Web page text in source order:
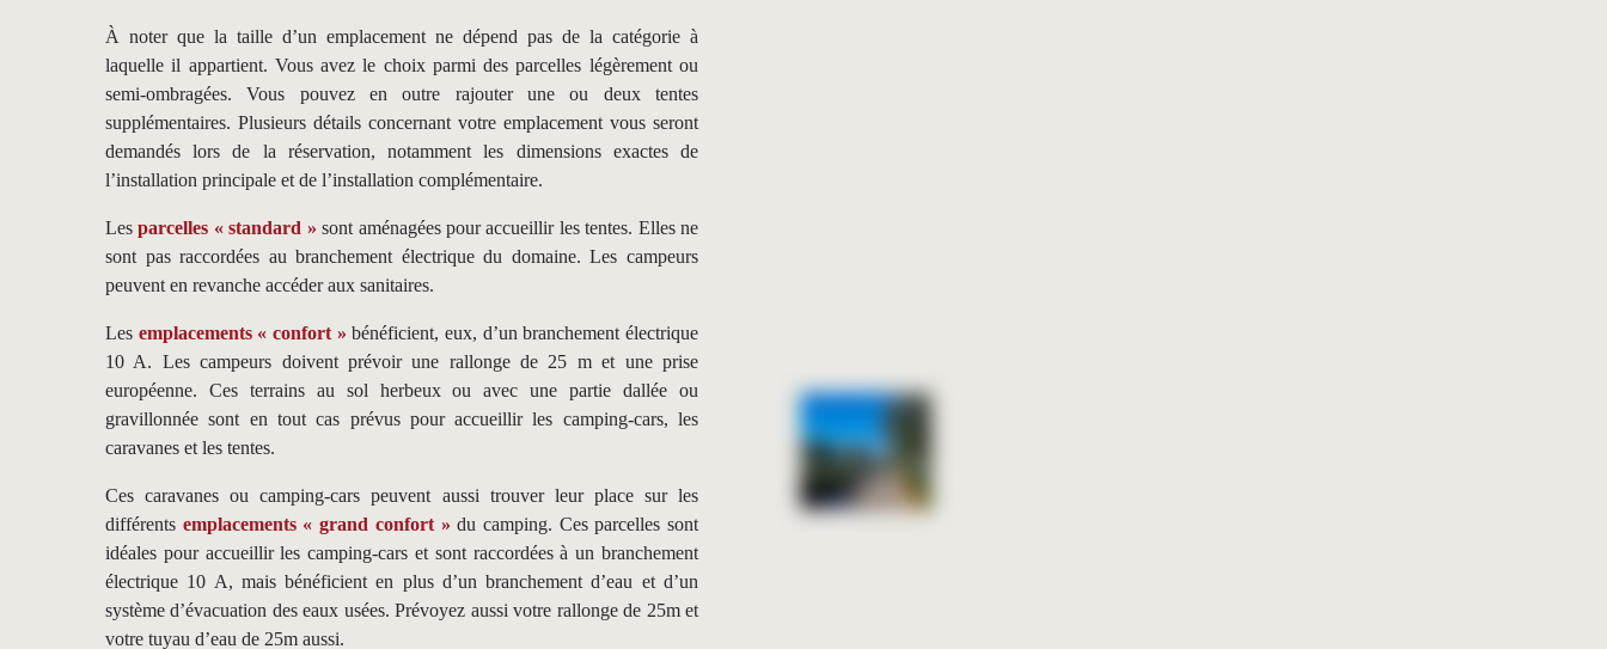
À noter que la taille d’un emplacement ne dépend pas de la catégorie à
laquelle il appartient. Vous avez le choix parmi des parcelles légèrement ou
semi-ombragées. Vous pouvez en outre rajouter une ou deux tentes
supplémentaires. Plusieurs détails concernant votre emplacement vous seront
demandés lors de la réservation, notamment les dimensions exactes de
l’installation principale et de l’installation complémentaire.
Lesparcelles « standard » sont aménagées pour accueillir les tentes. Elles ne
sont pas raccordées au branchement électrique du domaine. Les campeurs
peuvent en revanche accéder aux sanitaires.
Les emplacements « confort » bénéficient, eux, d’un branchement électrique
10 A. Les campeurs doivent prévoir une rallonge de 25 m et une prise
européenne. Ces terrains au sol herbeux ou avec une partie dallée ou
gravillonnée sont en tout cas prévus pour accueillir les camping-cars, les
caravanes et les tentes.
Ces caravanes ou camping-cars peuvent aussi trouver leur place sur les
différents emplacements « grand confort » du camping. Ces parcelles sont
idéales pour accueillir les camping-cars et sont raccordées à un branchement
électrique 10 A, mais bénéficient en plus d’un branchement d’eau et d’un
système d’évacuation des eaux usées. Prévoyez aussi votre rallonge de 25m et
votre tuyau d’eau de 25m aussi.